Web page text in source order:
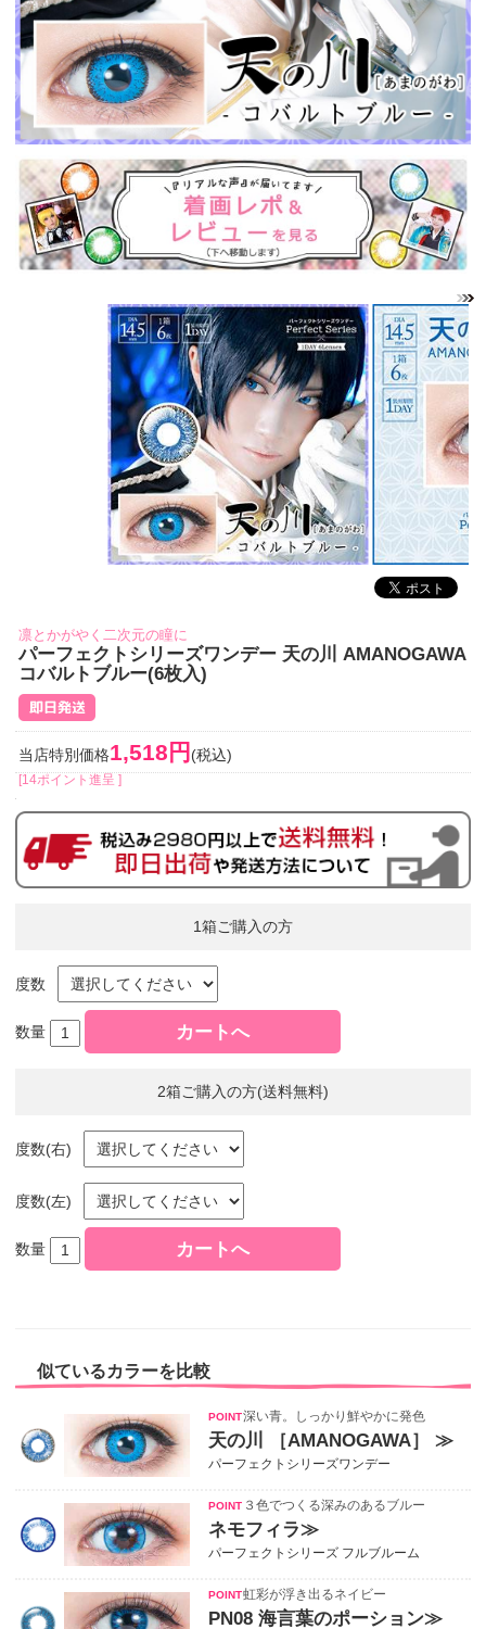
凛とかがやく二次元の瞳に
パーフェクトシリーズワンデー 天の川 AMANOGAWA
コバルトブルー(6枚入)
当店特別価格1,518円 (税込)
[14ポイント進呈 ]
1箱ご購入の方
度数
数量
2箱ご購入の方(送料無料)
度数(右)
度数(左)
数量
似ているカラーを比較
深い青。しっかり鮮やかに発色
天の川 ［AMANOGAWA］ ≫
パーフェクトシリーズワンデー
３色でつくる深みのあるブルー
ネモフィラ≫
パーフェクトシリーズ フルブルーム
虹彩が浮き出るネイビー
PN08 海言葉のポーション≫